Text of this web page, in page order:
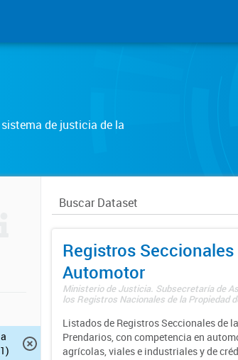
de justicia de la
Registros
Automotor
Ministerio de Justicia. Subsecretaría de
los Registros Nacionales de la Propiedad
Listados de Registros Seccionales de
Prendarios, con competencia en
agrícolas, viales e industriales y de